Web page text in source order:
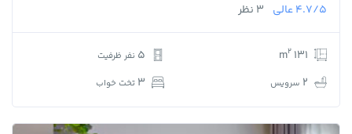
4.7/5عالی 3 نظر
131 m
2
2 سرویس
5 نفر ظرفیت
3 تخت خواب